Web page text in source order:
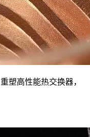
塑高性能热交换器，